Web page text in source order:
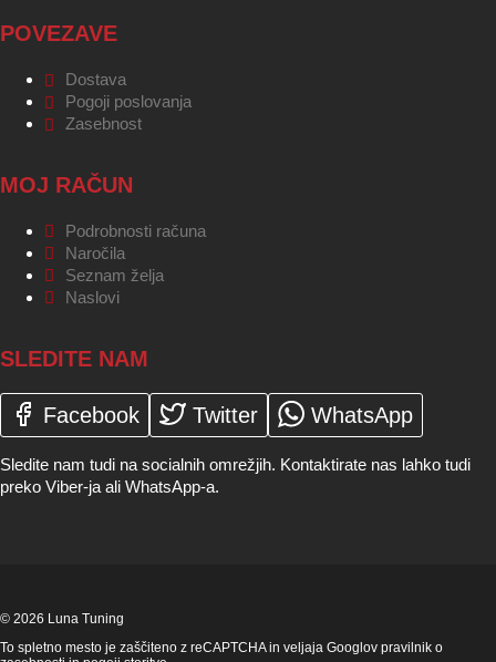
POVEZAVE
Dostava
Pogoji poslovanja
Zasebnost
MOJ RAČUN
Podrobnosti računa
Naročila
Seznam želja
Naslovi
SLEDITE NAM
Facebook Twitter WhatsApp
Sledite nam tudi na socialnih omrežjih. Kontaktirate nas lahko tudi
preko Viber-ja ali WhatsApp-a.
© 2026 Luna Tuning
To spletno mesto je zaščiteno z reCAPTCHA in veljaja Googlov pravilnik o